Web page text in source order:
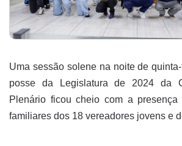
Uma sessão solene na noite de
posse da Legislatura de 2024 da
Plenário ficou cheio com a
familiares dos 18 vereadores jovens e